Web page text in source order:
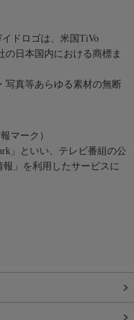
ドロゴは、米国TiVo
の日本国内における商標ま
写真等あらゆる素材の無断
マーク）
」といい、テレビ番組の公
報」を利用したサービスに